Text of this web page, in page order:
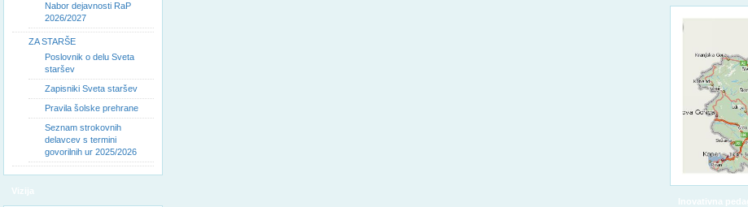
Nabor dejavnosti RaP
2026/2027
ZA STARŠE
Poslovnik o delu Sveta
staršev
Zapisniki Sveta staršev
Pravila šolske prehrane
Seznam strokovnih
delavcev s termini
govorilnih ur 2025/2026
Vizija
Inovativna